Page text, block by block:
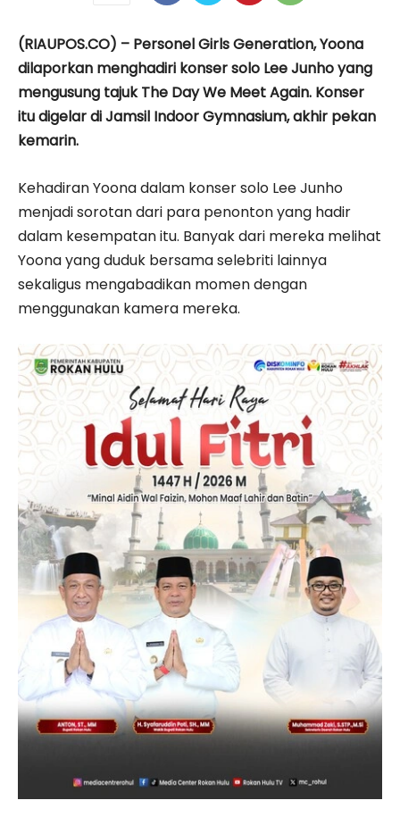
(RIAUPOS.CO) – Personel Girls Generation, Yoona
dilaporkan menghadiri konser solo Lee Junho yang
mengusung tajuk The Day We Meet Again. Konser
itu digelar di Jamsil Indoor Gymnasium, akhir pekan
kemarin.
Kehadiran Yoona dalam konser solo Lee Junho
menjadi sorotan dari para penonton yang hadir
dalam kesempatan itu. Banyak dari mereka melihat
Yoona yang duduk bersama selebriti lainnya
sekaligus mengabadikan momen dengan
menggunakan kamera mereka.